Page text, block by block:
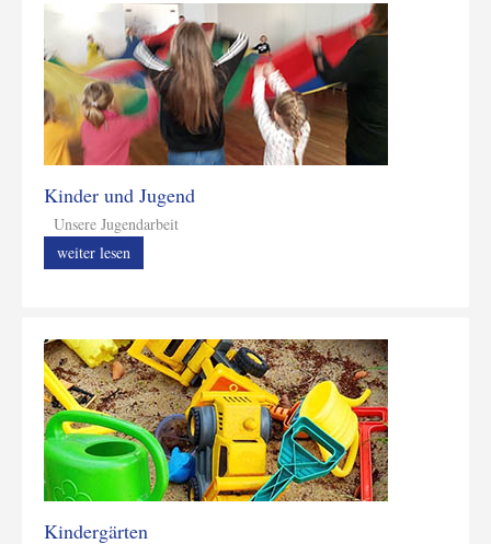
Kinder und Jugend
Unsere Jugendarbeit
weiter lesen
Kindergärten